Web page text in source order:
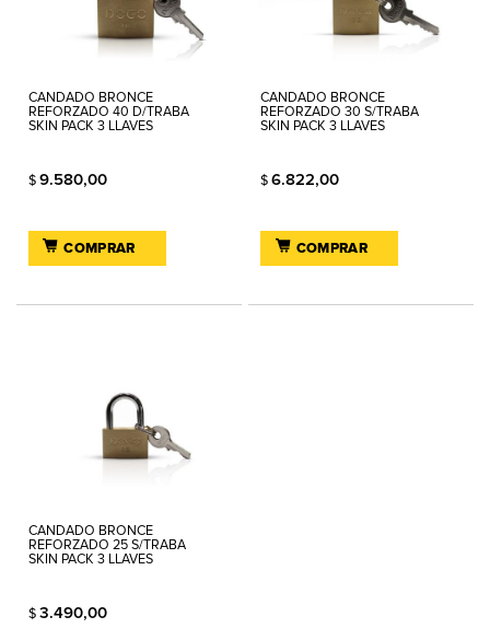
CANDADO BRONCE
REFORZADO 40 D/TRABA
SKIN PACK 3 LLAVES
$ 9.580,00
COMPRAR
CANDADO BRONCE
REFORZADO 30 S/TRABA
SKIN PACK 3 LLAVES
$6.822,00
COMPRAR
CANDADO BRONCE
REFORZADO 25 S/TRABA
SKIN PACK 3 LLAVES
$ 3.490,00